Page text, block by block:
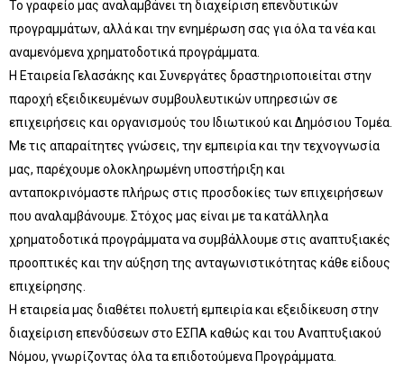
Το γραφείο μας αναλαμβάνει τη διαχείριση επενδυτικών
προγραμμάτων, αλλά και την ενημέρωση σας για όλα τα νέα και
αναμενόμενα χρηματοδοτικά προγράμματα.
Η Εταιρεία Γελασάκης και Συνεργάτες δραστηριοποιείται στην
παροχή εξειδικευμένων συμβουλευτικών υπηρεσιών σε
επιχειρήσεις και οργανισμούς του Ιδιωτικού και Δημόσιου Τομέα.
Με τις απαραίτητες γνώσεις, την εμπειρία και την τεχνογνωσία
μας, παρέχουμε ολοκληρωμένη υποστήριξη και
ανταποκρινόμαστε πλήρως στις προσδοκίες των επιχειρήσεων
που αναλαμβάνουμε. Στόχος μας είναι με τα κατάλληλα
χρηματοδοτικά προγράμματα να συμβάλλουμε στις αναπτυξιακές
προοπτικές και την αύξηση της ανταγωνιστικότητας κάθε είδους
επιχείρησης.
Η εταιρεία μας διαθέτει πολυετή εμπειρία και εξειδίκευση στην
διαχείριση επενδύσεων στο ΕΣΠΑ καθώς και του Αναπτυξιακού
Νόμου, γνωρίζοντας όλα τα επιδοτούμενα Προγράμματα.